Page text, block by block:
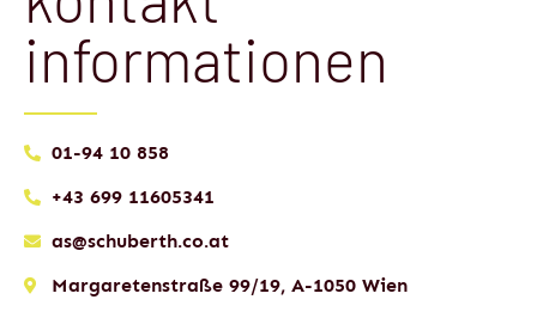
informationen
01-94 10 858
+43 699 11605341
as@schuberth.co.at
Margaretenstraße 99/19, A-1050 Wien